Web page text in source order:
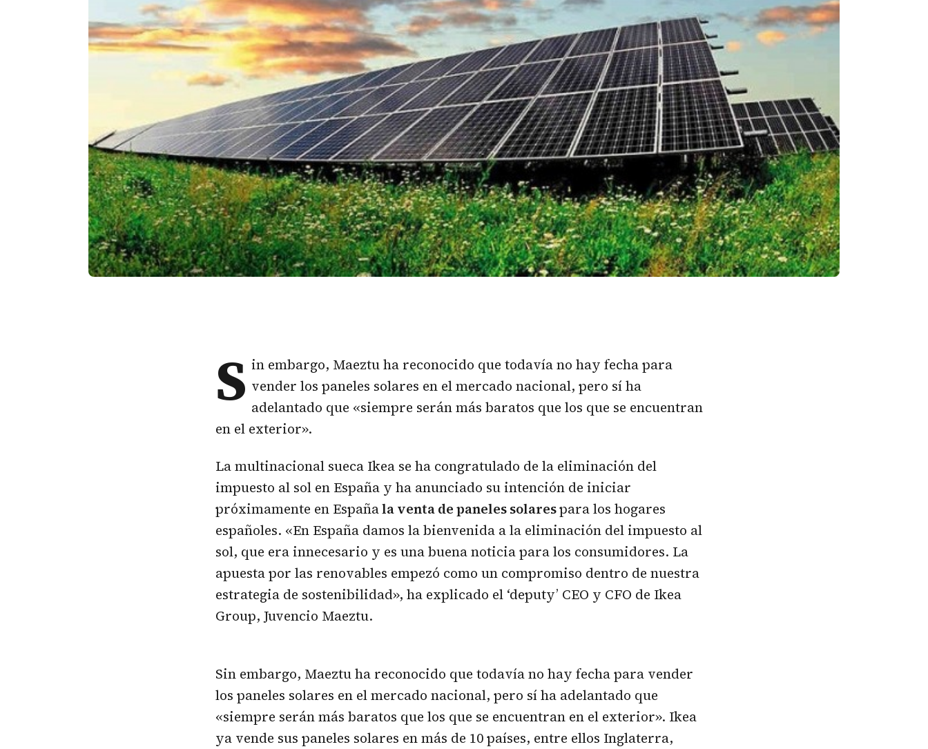
S in embargo, Maeztu ha reconocido que todavía no hay fecha para
vender los paneles solares en el mercado nacional, pero sí ha
adelantado que «siempre serán más baratos que los que se encuentran
en el exterior».
La multinacional sueca Ikea se ha congratulado de la eliminación del
impuesto al sol en España y ha anunciado su intención de iniciar
próximamente en Españala venta de paneles solarespara los hogares
españoles. «En España damos la bienvenida a la eliminación del impuesto al
sol, que era innecesario y es una buena noticia para los consumidores. La
apuesta por las renovables empezó como un compromiso dentro de nuestra
estrategia de sostenibilidad», ha explicado el ‘deputy’ CEO y CFO de Ikea
Group, Juvencio Maeztu.
Sin embargo, Maeztu ha reconocido que todavía no hay fecha para vender
los paneles solares en el mercado nacional, pero sí ha adelantado que
«siempre serán más baratos que los que se encuentran en el exterior». Ikea
ya vende sus paneles solares en más de 10 países, entre ellos Inglaterra,